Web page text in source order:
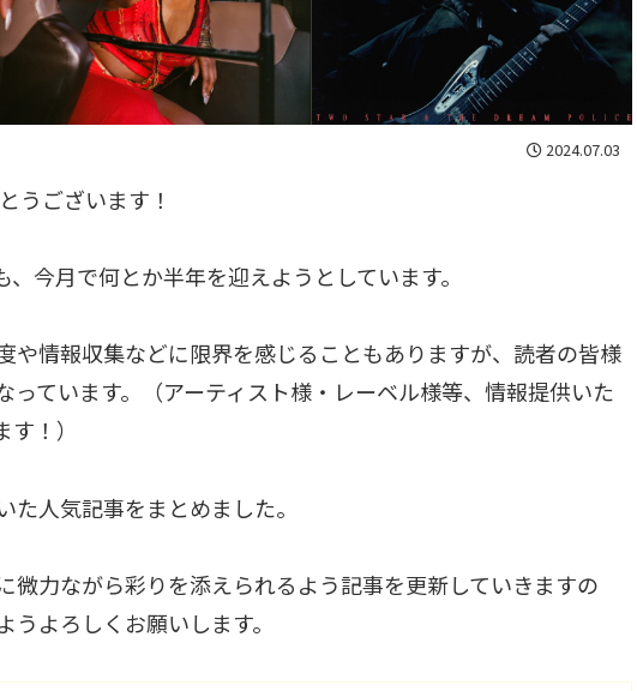
2024.07.03
うございます！
今月で何とか半年を迎えようとしています。
や情報収集などに限界を感じることもありますが、読者の皆様
っています。（アーティスト様・レーベル様等、情報提供いた
！）
人気記事をまとめました。
微力ながら彩りを添えられるよう記事を更新していきますの
よろしくお願いします。